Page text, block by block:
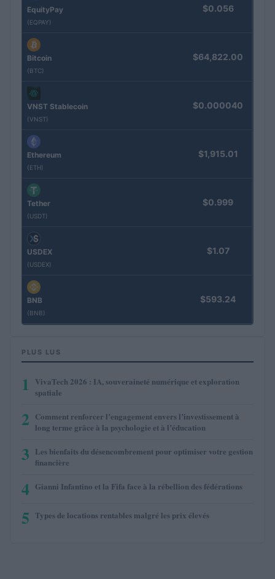
EquityPay
(EQPAY)
$0.056
Bitcoin
(BTC)
$64,822.00
VNST Stablecoin
(VNST)
$0.000040
Ethereum
(ETH)
$1,915.01
Tether
(USDT)
$0.999
USDEX
(USDEX)
$1.07
BNB
(BNB)
$593.24
PLUS LUS
1
VivaTech 2026 : IA, souveraineté numérique et exploration
spatiale
2 Comment renforcer l’engagement envers l’investissement à
long terme grâce à la psychologie et à l’éducation
3 Les bienfaits du désencombrement pour optimiser votre gestion
financière
4 Gianni Infantino et la Fifa face à la rébellion des fédérations
5 Types de locations rentables malgré les prix élevés